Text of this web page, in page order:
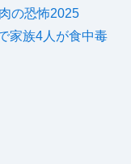
の恐怖2025
家族4人が食中毒